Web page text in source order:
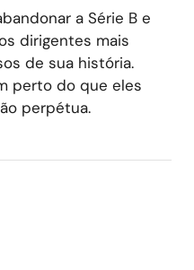
a Série B e
dirigentes mais
de sua história.
perto do que eles
perpétua.